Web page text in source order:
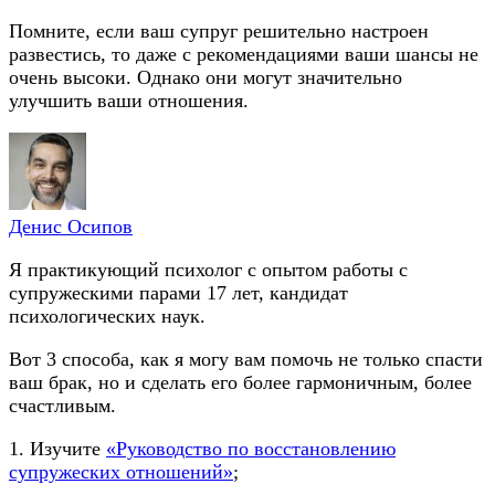
Помните, если ваш супруг решительно настроен
развестись, то даже с рекомендациями ваши шансы не
очень высоки. Однако они могут значительно
улучшить ваши отношения.
Денис Осипов
Я практикующий психолог с опытом работы с
супружескими парами 17 лет, кандидат
психологических наук.
Вот 3 способа, как я могу вам помочь не только спасти
ваш брак, но и сделать его более гармоничным, более
счастливым.
1. Изучите «Руководство по восстановлению
супружеских отношений»;